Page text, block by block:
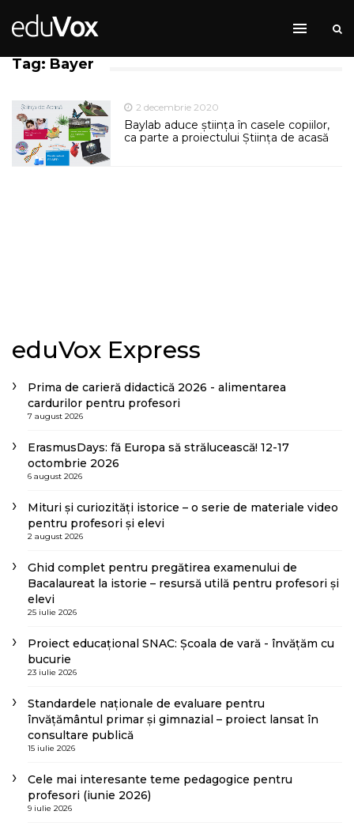
Tag: Bayer
2 decembrie 2020
Baylab aduce știința în casele copiilor,
ca parte a proiectului Știința de acasă
eduVox Express
Prima de carieră didactică 2026 - alimentarea
cardurilor pentru profesori
7 august 2026
ErasmusDays: fă Europa să strălucească! 12-17
octombrie 2026
6 august 2026
Mituri și curiozități istorice – o serie de materiale video
pentru profesori și elevi
2 august 2026
Ghid complet pentru pregătirea examenului de
Bacalaureat la istorie – resursă utilă pentru profesori și
elevi
25 iulie 2026
Proiect educațional SNAC: Școala de vară - învățăm cu
bucurie
23 iulie 2026
Standardele naționale de evaluare pentru
învățământul primar și gimnazial – proiect lansat în
consultare publică
15 iulie 2026
Cele mai interesante teme pedagogice pentru
profesori (iunie 2026)
9 iulie 2026